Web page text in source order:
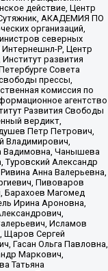
действие, Центр
Сутяжник, АКАДЕМИЯ ПО
организаций,
северных
Интернешнл-Р, Центр
развития
Совета
прессы,
комиссия по
агентство
Развития Свободы
вердикт,
Петр Петрович,
Владимирович,
Вадимовна, Чанышева
Туровский Александр
Анна Валерьевна,
Пивоваров
Барахоев Магомед
Ирина Ароновна,
Исламов
Щаров Сергей
Гасан Ольга Павловна,
Маркович,
Татьяна